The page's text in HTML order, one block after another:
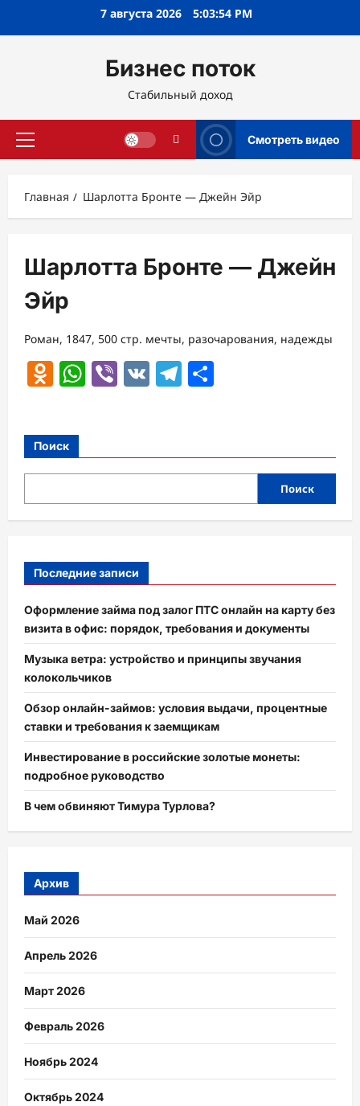
7 августа 2026 5:03:55 PM
Бизнес поток
Стабильный доход
Основное
Смотреть видео
Главная Шарлотта Бронте — Джейн Эйр
Шарлотта Бронте — Джейн
Эйр
Роман, 1847, 500 стр. мечты, разочарования, надежды
Odnoklassniki
WhatsApp
Viber
VK Telegram
Поиск
Поиск
Последние записи
Оформление займа под залог ПТС онлайн на карту без
визита в офис: порядок, требования и документы
Музыка ветра: устройство и принципы звучания
колокольчиков
Обзор онлайн-займов: условия выдачи, процентные
ставки и требования к заемщикам
Инвестирование в российские золотые монеты:
подробное руководство
В чем обвиняют Тимура Турлова?
Архив
Май 2026
Апрель 2026
Март 2026
Февраль 2026
Ноябрь 2024
Октябрь 2024